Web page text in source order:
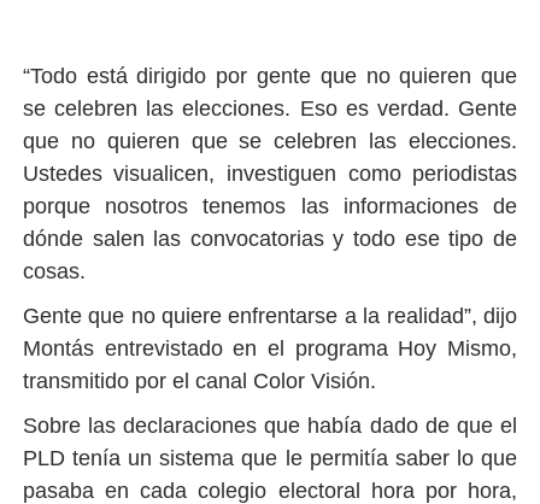
“Todo está dirigido por gente que no quieren que
se celebren las elecciones. Eso es verdad. Gente
que no quieren que se celebren las elecciones.
Ustedes visualicen, investiguen como periodistas
porque nosotros tenemos las informaciones de
dónde salen las convocatorias y todo ese tipo de
cosas.
Gente que no quiere enfrentarse a la realidad”, dijo
Montás entrevistado en el programa Hoy Mismo,
transmitido por el canal Color Visión.
Sobre las declaraciones que había dado de que el
PLD tenía un sistema que le permitía saber lo que
pasaba en cada colegio electoral hora por hora,